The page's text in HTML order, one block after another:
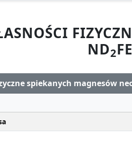
ND2FE
spiekanych magnesów